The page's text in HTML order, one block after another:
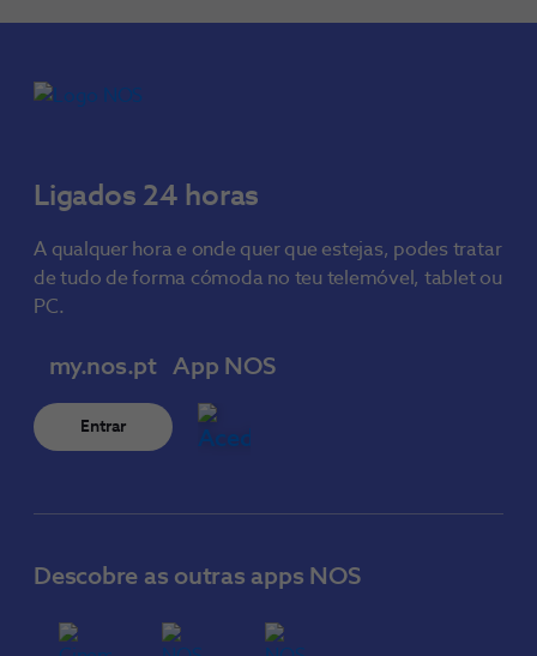
Ligados 24 horas
A qualquer hora e onde quer que estejas, podes tratar
de tudo de forma cómoda no teu telemóvel, tablet ou
PC.
my.nos.pt
Entrar
App NOS
Descobre as outras apps NOS